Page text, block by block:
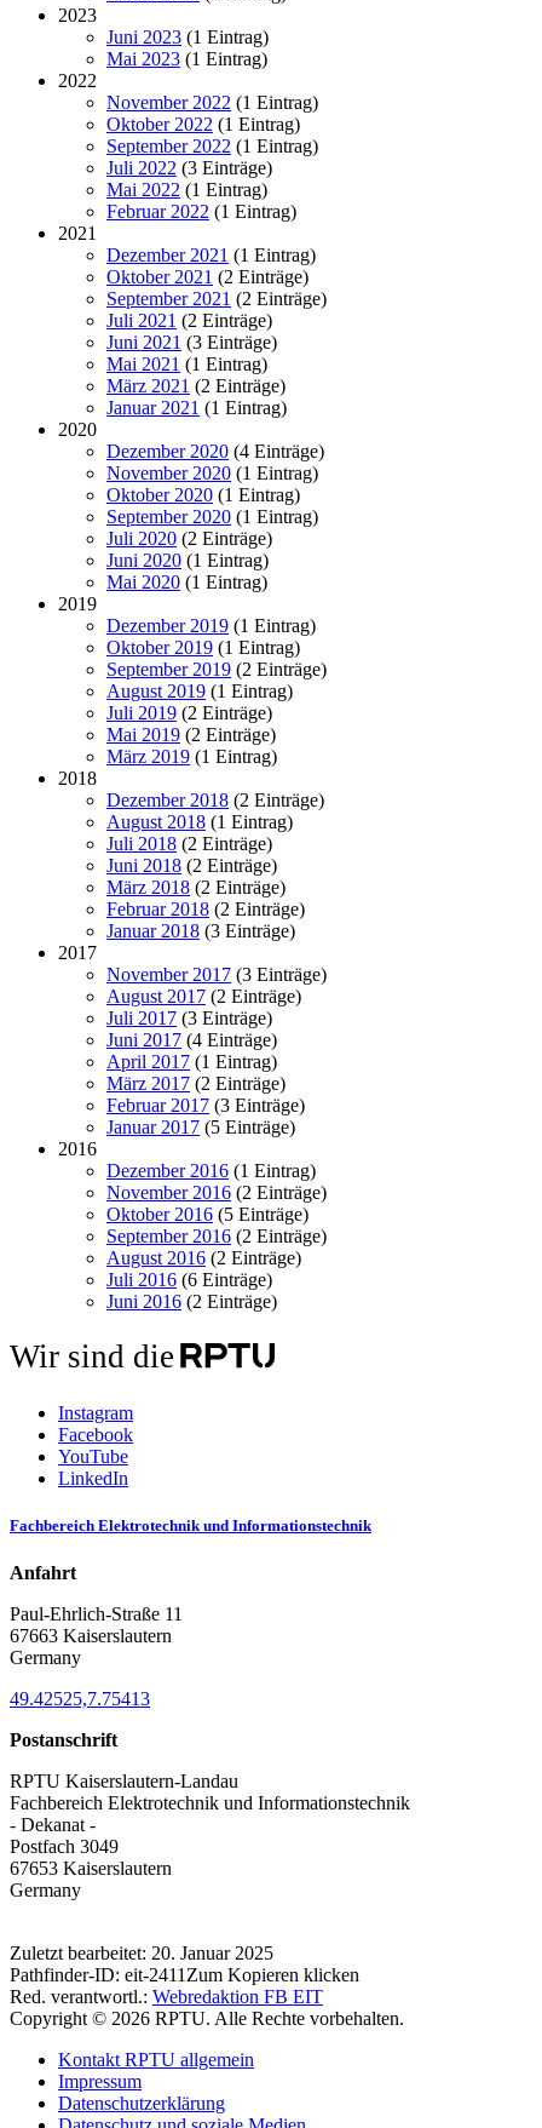
2023
Juni 2023 (1 Eintrag)
Mai 2023 (1 Eintrag)
2022
November 2022 (1 Eintrag)
Oktober 2022 (1 Eintrag)
September 2022 (1 Eintrag)
Juli 2022 (3 Einträge)
Mai 2022 (1 Eintrag)
Februar 2022 (1 Eintrag)
2021
Dezember 2021 (1 Eintrag)
Oktober 2021 (2 Einträge)
September 2021 (2 Einträge)
Juli 2021 (2 Einträge)
Juni 2021 (3 Einträge)
Mai 2021 (1 Eintrag)
März 2021 (2 Einträge)
Januar 2021 (1 Eintrag)
2020
Dezember 2020 (4 Einträge)
November 2020 (1 Eintrag)
Oktober 2020 (1 Eintrag)
September 2020 (1 Eintrag)
Juli 2020 (2 Einträge)
Juni 2020 (1 Eintrag)
Mai 2020 (1 Eintrag)
2019
Dezember 2019 (1 Eintrag)
Oktober 2019 (1 Eintrag)
September 2019 (2 Einträge)
August 2019 (1 Eintrag)
Juli 2019 (2 Einträge)
Mai 2019 (2 Einträge)
März 2019 (1 Eintrag)
2018
Dezember 2018 (2 Einträge)
August 2018 (1 Eintrag)
Juli 2018 (2 Einträge)
Juni 2018 (2 Einträge)
März 2018 (2 Einträge)
Februar 2018 (2 Einträge)
Januar 2018 (3 Einträge)
2017
November 2017 (3 Einträge)
August 2017 (2 Einträge)
Juli 2017 (3 Einträge)
Juni 2017 (4 Einträge)
April 2017 (1 Eintrag)
März 2017 (2 Einträge)
Februar 2017 (3 Einträge)
Januar 2017 (5 Einträge)
2016
Dezember 2016 (1 Eintrag)
November 2016 (2 Einträge)
Oktober 2016 (5 Einträge)
September 2016 (2 Einträge)
August 2016 (2 Einträge)
Juli 2016 (6 Einträge)
Juni 2016 (2 Einträge)
Wir sind die
Instagram
Facebook
YouTube
LinkedIn
Fachbereich Elektrotechnik und Informationstechnik
Anfahrt
Paul-Ehrlich-Straße 11
67663 Kaiserslautern
Germany
49.42525,7.75413
Postanschrift
RPTU Kaiserslautern-Landau
Fachbereich Elektrotechnik und Informationstechnik
- Dekanat -
Postfach 3049
67653 Kaiserslautern
Germany
Zuletzt bearbeitet: 20. Januar 2025
Pathfinder-ID: eit-2411 Zum Kopieren klicken
Red. verantwortl.: Webredaktion FB EIT
Copyright © 2026 RPTU. Alle Rechte vorbehalten.
Kontakt RPTU allgemein
Impressum
Datenschutzerklärung